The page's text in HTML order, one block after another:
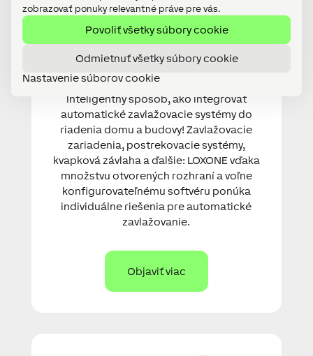
zobrazovať ponuky relevantné práve pre vás.
Povoliť všetky súbory cookie
Odmietnuť všetky súbory cookie
Nastavenie súborov cookie
Automatické
zavlažovanie
Inteligentný spôsob, ako integrovať
automatické zavlažovacie systémy do
riadenia domu a budovy! Zavlažovacie
zariadenia, postrekovacie systémy,
kvapková závlaha a ďalšie: LOXONE vďaka
množstvu otvorených rozhraní a voľne
konfigurovateľnému softvéru ponúka
individuálne riešenia pre automatické
zavlažovanie.
Objaviť viac